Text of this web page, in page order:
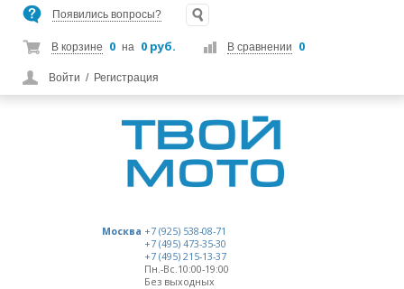
Появились вопросы?
В корзине 0 на 0 руб. В сравнении 0
Войти / Регистрация
Москва +7 (925) 538-08-71
+7 (495) 473-35-30
+7 (495) 215-13-37
Пн.-Вс.10:00-19:00
Без выходных